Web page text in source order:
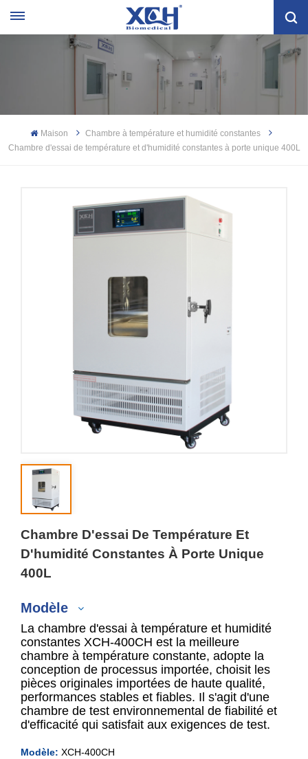
Maison
Chambre à température et humidité constantes
Chambre d'essai de température et d'humidité constantes à porte unique 400L
Chambre D'essai De Température Et
D'humidité Constantes À Porte Unique
400L
Modèle
150L
250L
La chambre d'essai à température et humidité
constantes XCH-400CH est la meilleure
chambre à température constante, adopte la
conception de processus importée, choisit les
pièces originales importées de haute qualité,
performances stables et fiables. Il s'agit d'une
chambre de test environnemental de fiabilité et
d'efficacité qui satisfait aux exigences de test.
Modèle: XCH-400CH